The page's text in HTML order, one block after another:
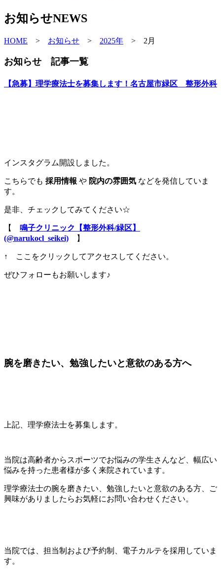
お知らせNEWS
HOME > お知らせ > 2025年 > 2月
お知らせ 記事一覧
【急募】理学療法士を募集します！名古屋市緑区 整形外科
インスタグラム開設しました。
こちらでも 採用情報 や 院内の雰囲気 などを発信していま
す。
是非、チェックしてみてください☆
【 鳴子クリニック【整形外科/緑区】
(@narukocl_seikei) 】
↑ ここをクリックしてアクセスしてください。
ぜひフォローもお願いします♪
腕を磨きたい、勉強したいと意欲のある方へ
上記、理学療法士を募集します。
当院は高齢者からスポーツでお悩みの学生さんなど、幅広い
悩みを持った患者様が多く来院されています。
理学療法士の腕を磨きたい、勉強したいと意欲のある方、ご
興味がありましたらお気軽にお問い合わせください。
当院では、担当制および予約制、電子カルテを採用していま
す。